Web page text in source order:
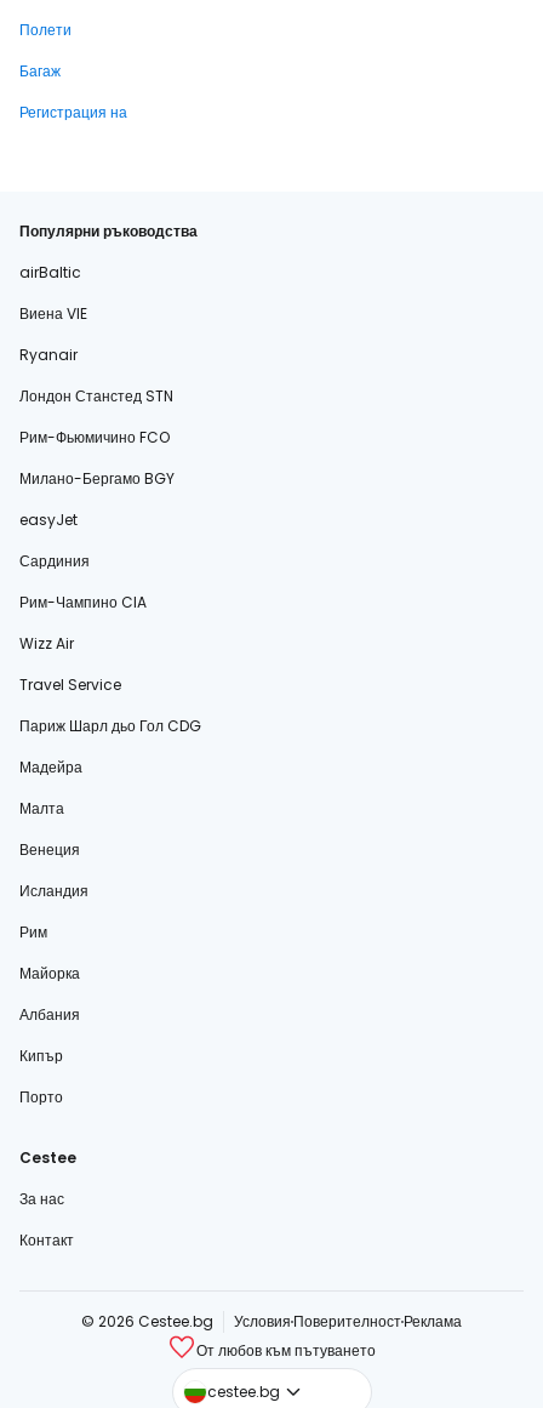
Полети
Багаж
Регистрация на
Популярни ръководства
airBaltic
Виена VIE
Ryanair
Лондон Станстед STN
Рим-Фьюмичино FCO
Милано-Бергамо BGY
easyJet
Сардиния
Рим-Чампино CIA
Wizz Air
Travel Service
Париж Шарл дьо Гол CDG
Мадейра
Малта
Венеция
Исландия
Рим
Майорка
Албания
Кипър
Порто
Cestee
За нас
Контакт
© 2026 Cestee.bg Условия ПоверителностРеклама
От любов към пътуването
cestee.bg
cestee.com